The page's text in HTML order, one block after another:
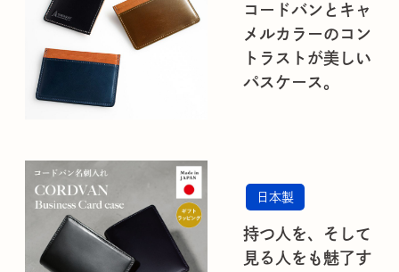
コードバンとキャ
メルカラーのコン
トラストが美しい
パスケース。
日本製
持つ人を、そして
見る人をも魅了す